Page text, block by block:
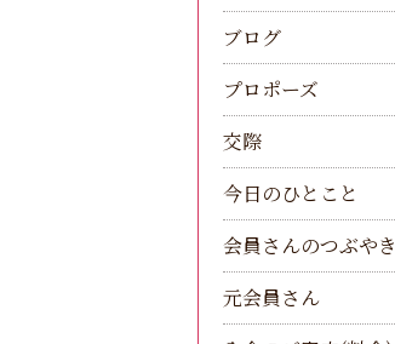
ブログ
プロポーズ
交際
今日のひとこと
会員さんのつぶやき
元会員さん